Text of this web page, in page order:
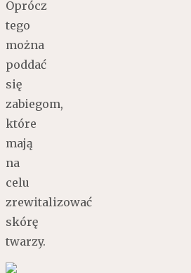
Oprócz
tego
można
poddać
się
zabiegom,
które
mają
na
celu
zrewitalizować
skórę
twarzy.